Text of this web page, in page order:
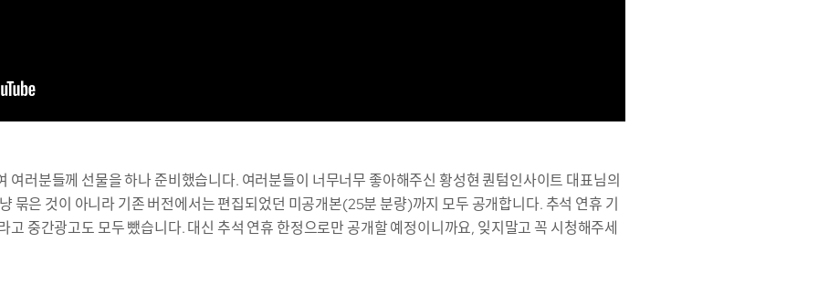
여러분들께 선물을 하나 준비했습니다. 여러분들이 너무너무 좋아해주신 황성현 퀀텀인사이트 대표님의
묶은 것이 아니라 기존 버전에서는 편집되었던 미공개본(25분 분량)까지 모두 공개합니다. 추석 연휴 기
고 중간광고도 모두 뺐습니다. 대신 추석 연휴 한정으로만 공개할 예정이니까요, 잊지말고 꼭 시청해주세